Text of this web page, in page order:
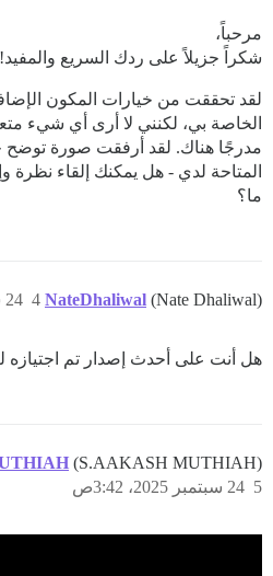
مرحباً،
شكراً جزيلاً على ردك السريع والمفيد!
الخاصة بي، لكنني لا أرى أي شيء
مدرجًا هناك. لقد أرفقت صورة توضح
المتاحة لدي - هل يمكنك إلقاء نظرة
ما؟
NateDhaliwal (Nate Dhaliwal) 24 سبتمبر 2025، 3:40ص 4
هل أنت على أحدث إصدار تم اجتيازه
(S.AAKASH MUTHIAH)
24 سبتمبر 2025، 3:42ص 5